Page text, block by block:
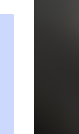
Вечером
жилого
менее
скорую